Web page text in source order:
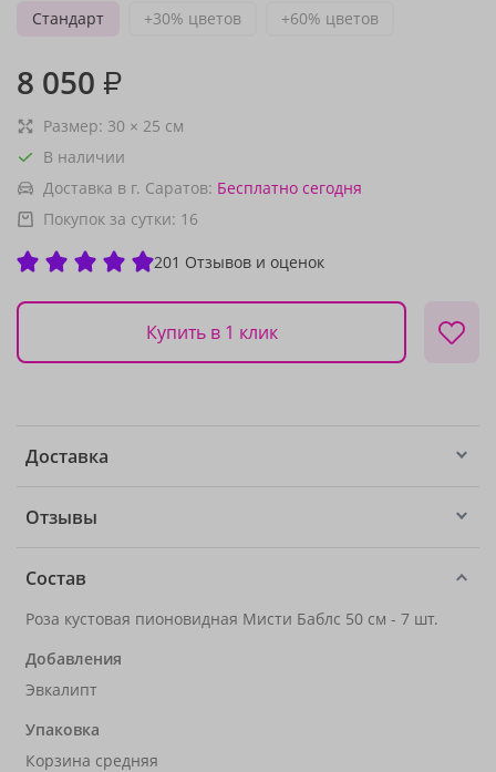
Стандарт
+30% цветов +60% цветов
8 050 ₽
Размер: 30 × 25 см
В наличии
Доставка в г. Саратов: Бесплатно сегодня
Покупок за сутки: 16
201 Отзывов и оценок
Купить в 1 клик
Доставка
Отзывы
Состав
Роза кустовая пионовидная Мисти Баблс 50 см - 7 шт.
Добавления
Эвкалипт
Упаковка
Корзина средняя